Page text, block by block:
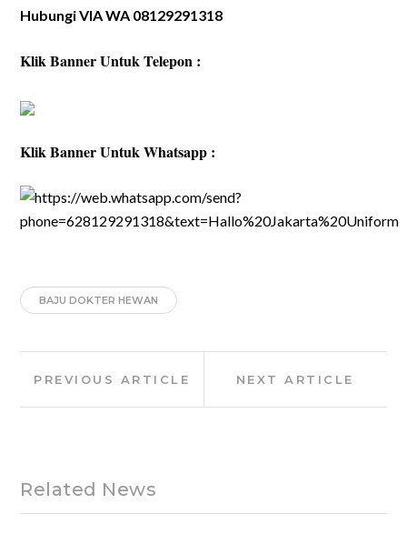
Hubungi VIA WA 08129291318
Klik Banner Untuk Telepon :
Klik Banner Untuk Whatsapp :
BAJU DOKTER HEWAN
navigation
PREVIOUS ARTICLE NEXT ARTICLE
Related News